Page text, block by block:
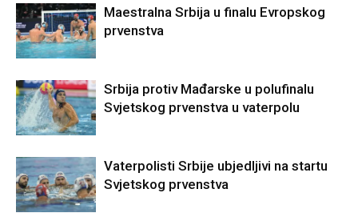
Maestralna Srbija u finalu Evropskog
prvenstva
Srbija protiv Mađarske u polufinalu
Svjetskog prvenstva u vaterpolu
Vaterpolisti Srbije ubjedljivi na startu
Svjetskog prvenstva